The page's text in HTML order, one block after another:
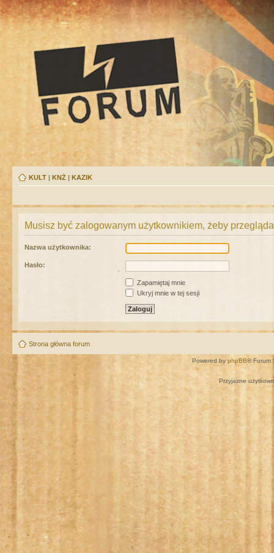
KULT | KNŻ | KAZIK
Musisz być zalogowanym użytkownikiem, żeby
Nazwa użytkownika:
Hasło:
Zapamiętaj mnie
Ukryj mnie w tej sesji
Strona główna forum
Powered by phpBB® Forum
Przyjazne